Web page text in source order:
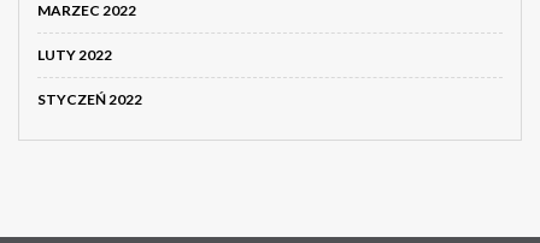
MARZEC 2022
LUTY 2022
STYCZEŃ 2022